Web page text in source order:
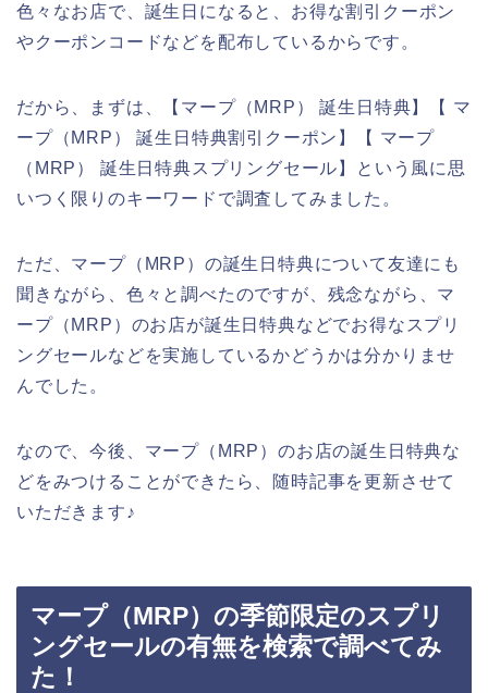
色々なお店で、誕生日になると、お得な割引クーポン
やクーポンコードなどを配布しているからです。
だから、まずは、【マープ（MRP） 誕生日特典】【 マ
ープ（MRP） 誕生日特典割引クーポン】【 マープ
（MRP） 誕生日特典スプリングセール】という風に思
いつく限りのキーワードで調査してみました。
ただ、マープ（MRP）の誕生日特典について友達にも
聞きながら、色々と調べたのですが、残念ながら、マ
ープ（MRP）のお店が誕生日特典などでお得なスプリ
ングセールなどを実施しているかどうかは分かりませ
んでした。
なので、今後、マープ（MRP）のお店の誕生日特典な
どをみつけることができたら、随時記事を更新させて
いただきます♪
マープ（MRP）の季節限定のスプリ
ングセールの有無を検索で調べてみ
た！